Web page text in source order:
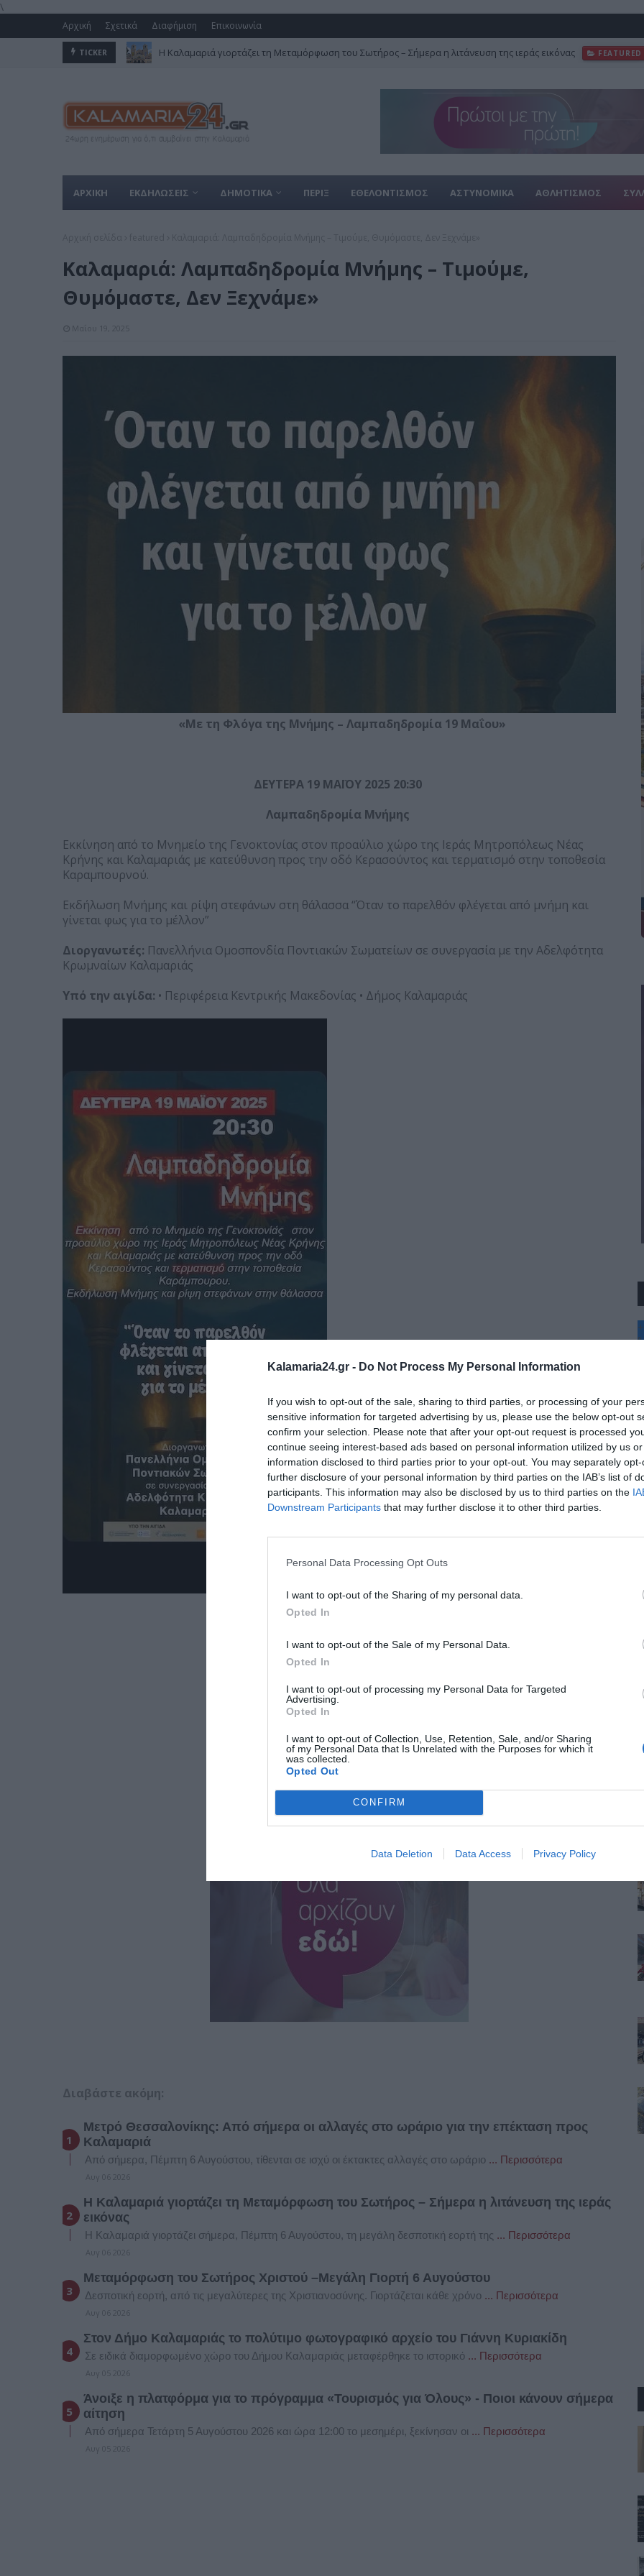
Kalamaria24.gr - Do Not Process My Personal Information
If you wish to opt-out of the sale, sharing to third parties, or processing of your
sensitive information for targeted advertising by us, please use the below opt-out
confirm your selection. Please note that after your opt-out request is processed
continue seeing interest-based ads based on personal information utilized by us
information disclosed to third parties prior to your opt-out. You may separately
further disclosure of your personal information by third parties on the IAB’s list of
participants. This information may also be disclosed by us to third parties on the
Downstream Participants that may further disclose it to other third parties.
Personal Data Processing Opt Outs
I want to opt-out of the Sharing of my personal data.
Opted In
I want to opt-out of the Sale of my Personal Data.
Opted In
I want to opt-out of processing my Personal Data for Targeted
Advertising.
Opted In
I want to opt-out of Collection, Use, Retention, Sale, and/or Sharing
of my Personal Data that Is Unrelated with the Purposes for which it
was collected.
Opted Out
CONFIRM
Data Deletion Data Access Privacy Policy
\
Αρχική Σχετικά Διαφήμιση Επικοινωνία
TICKER Η Καλαμαριά γιορτάζει τη Μεταμόρφωση του Σωτήρος – Σήμερα η λιτάνευση της ιεράς εικόνας FEATURED
ΑΡΧΙΚΗ ΕΚΔΗΛΩΣΕΙΣ ΔΗΜΟΤΙΚΑ ΠΕΡΙΞ ΕΘΕΛΟΝΤΙΣΜΟΣ ΑΣΤΥΝΟΜΙΚΑ ΑΘΛΗΤΙΣΜΟΣ
Καλαμαριά: Λαμπαδηδρομία Μνήμης – Τιμούμε,
Θυμόμαστε, Δεν Ξεχνάμε»
Μαΐου 19, 2025
«Με τη Φλόγα της Μνήμης – Λαμπαδηδρομία 19 Μαΐου»
ΔΕΥΤΕΡΑ 19 ΜΑΪΟΥ 2025 20:30
Λαμπαδηδρομία Μνήμης
Εκκίνηση από το Μνημείο της Γενοκτονίας στον προαύλιο χώρο της Ιεράς Μητροπόλεως Νέας
Κρήνης και Καλαμαριάς με κατεύθυνση προς την οδό Κερασούντος και τερματισμό στην τοποθεσία
Καραμπουρνού.
Εκδήλωση Μνήμης και ρίψη στεφάνων στη θάλασσα “Όταν το παρελθόν φλέγεται από μνήμη και
γίνεται φως για το μέλλον”
Διοργανωτές: Πανελλήνια Ομοσπονδία Ποντιακών Σωματείων σε συνεργασία με την Αδελφότητα
Κρωμναίων Καλαμαριάς
Υπό την αιγίδα: • Περιφέρεια Κεντρικής Μακεδονίας • Δήμος Καλαμαριάς
Διαβάστε ακόμη:
Μετρό Θεσσαλονίκης: Από σήμερα οι αλλαγές στο ωράριο για την επέκταση προς
Καλαμαριά
Από σήμερα, Πέμπτη 6 Αυγούστου, τίθενται σε ισχύ οι έκτακτες αλλαγές στο ωράριο ... Περισσότερα
Αυγ 06 2026
Η Καλαμαριά γιορτάζει τη Μεταμόρφωση του Σωτήρος – Σήμερα η λιτάνευση της ιεράς
εικόνας
Η Καλαμαριά γιορτάζει σήμερα, Πέμπτη 6 Αυγούστου, τη μεγάλη δεσποτική εορτή της ... Περισσότερα
Αυγ 06 2026
Μεταμόρφωση του Σωτήρος Χριστού –Μεγάλη Γιορτή 6 Αυγούστου
Δεσποτική εορτή, από τις μεγαλύτερες της Χριστιανοσύνης. Γιορτάζεται κάθε χρόνο ... Περισσότερα
Αυγ 06 2026
Στον Δήμο Καλαμαριάς το πολύτιμο φωτογραφικό αρχείο του Γιάννη Κυριακίδη
Σε ειδικά διαμορφωμένο χώρο του Δήμου Καλαμαριάς μεταφέρθηκε το ιστορικό ... Περισσότερα
Αυγ 05 2026
Άνοιξε η πλατφόρμα για το πρόγραμμα «Τουρισμός για Όλους» - Ποιοι κάνουν σήμερα
αίτηση
Από σήμερα Τετάρτη 5 Αυγούστου 2026 και ώρα 12:00 το μεσημέρι, ξεκίνησαν οι ... Περισσότερα
Αυγ 05 2026
+
°